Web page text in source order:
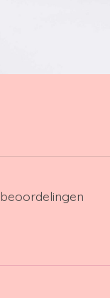
beoordelingen